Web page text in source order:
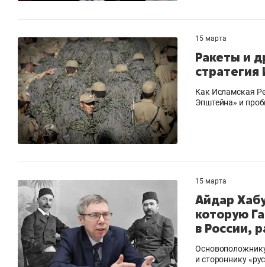
15 марта
Ракеты и
стратегия
Как Исламская
Эпштейна» и
15 марта
Айдар
которую
в России,
и стороннику